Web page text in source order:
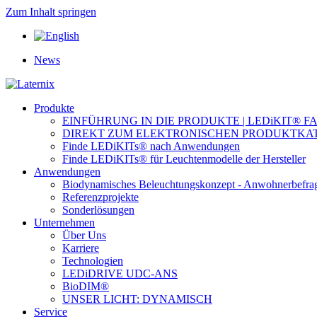
Zum Inhalt springen
News
Produkte
EINFÜHRUNG IN DIE PRODUKTE | LEDiKIT®
DIREKT ZUM ELEKTRONISCHEN
Finde LEDiKITs® nach Anwendungen
Finde LEDiKITs® für Leuchtenmodelle der Hersteller
Anwendungen
Biodynamisches Beleuchtungskonzept -
Referenzprojekte
Sonderlösungen
Unternehmen
Über Uns
Karriere
Technologien
LEDiDRIVE UDC-ANS
BioDIM®
UNSER LICHT: DYNAMISCH
Service